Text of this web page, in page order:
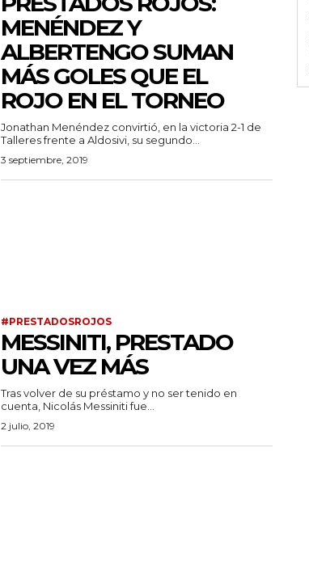
MENÉNDEZ Y
ALBERTENGO SUMAN
MÁS GOLES QUE EL
ROJO EN EL TORNEO
Jonathan Menéndez convirtió, en la victoria 2-1 de
Talleres frente a Aldosivi, su segundo...
3 septiembre, 2019
#PRESTADOSROJOS
MESSINITI, PRESTADO
UNA VEZ MÁS
Tras volver de su préstamo y no ser tenido en
cuenta, Nicolás Messiniti fue...
2 julio, 2019